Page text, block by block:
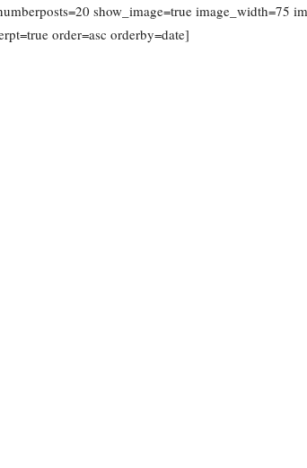
show_image=true image_width=75
order=asc orderby=date]